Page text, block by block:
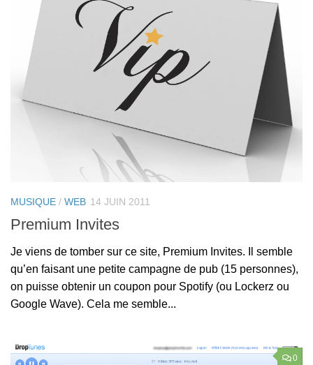
MUSIQUE / WEB 14 JUIN 2011
Premium Invites
Je viens de tomber sur ce site, Premium Invites. Il semble
qu’en faisant une petite campagne de pub (15 personnes),
on puisse obtenir un coupon pour Spotify (ou Lockerz ou
Google Wave). Cela me semble...
0